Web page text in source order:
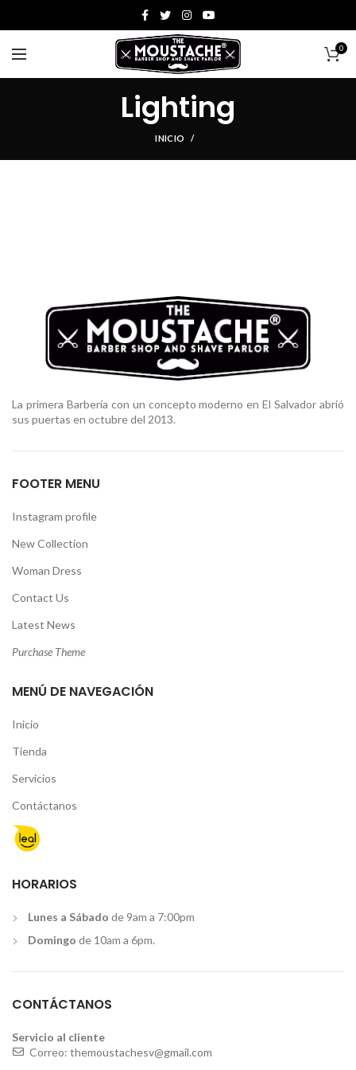
0
Lighting
INICIO
La primera Barbería con un concepto moderno en El Salvador abrió
sus puertas en octubre del 2013.
FOOTER MENU
Instagram profile
New Collection
Woman Dress
Contact Us
Latest News
Purchase Theme
MENÚ DE NAVEGACIÓN
Inicio
Tienda
Servicios
Contáctanos
HORARIOS
Lunes a Sábado de 9am a 7:00pm
Domingo de 10am a 6pm.
CONTÁCTANOS
Servicio al cliente
Correo: themoustachesv@gmail.com